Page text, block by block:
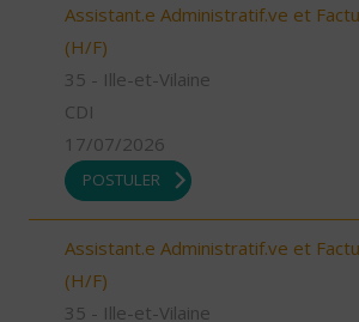
Assistant.e Administratif.ve et
(H/F)
35 - Ille-et-Vilaine
CDI
17/07/2026
POSTULER
Assistant.e Administratif.ve et
(H/F)
35 - Ille-et-Vilaine